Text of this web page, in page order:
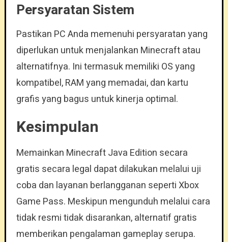
Persyaratan Sistem
Pastikan PC Anda memenuhi persyaratan yang
diperlukan untuk menjalankan Minecraft atau
alternatifnya. Ini termasuk memiliki OS yang
kompatibel, RAM yang memadai, dan kartu
grafis yang bagus untuk kinerja optimal.
Kesimpulan
Memainkan Minecraft Java Edition secara
gratis secara legal dapat dilakukan melalui uji
coba dan layanan berlangganan seperti Xbox
Game Pass. Meskipun mengunduh melalui cara
tidak resmi tidak disarankan, alternatif gratis
memberikan pengalaman gameplay serupa.